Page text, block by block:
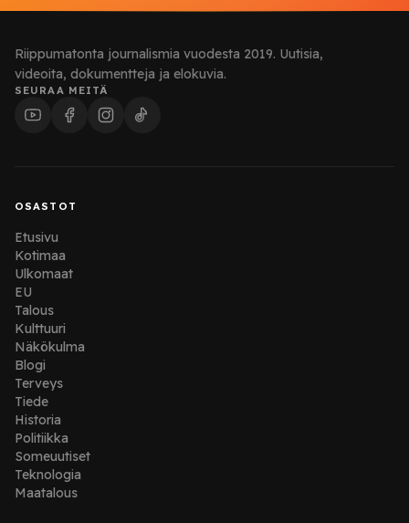
Riippumatonta journalismia vuodesta 2019. Uutisia,
videoita, dokumentteja ja elokuvia.
SEURAA MEITÄ
OSASTOT
Etusivu
Kotimaa
Ulkomaat
EU
Talous
Kulttuuri
Näkökulma
Blogi
Terveys
Tiede
Historia
Politiikka
Someuutiset
Teknologia
Maatalous